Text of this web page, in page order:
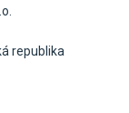
republika